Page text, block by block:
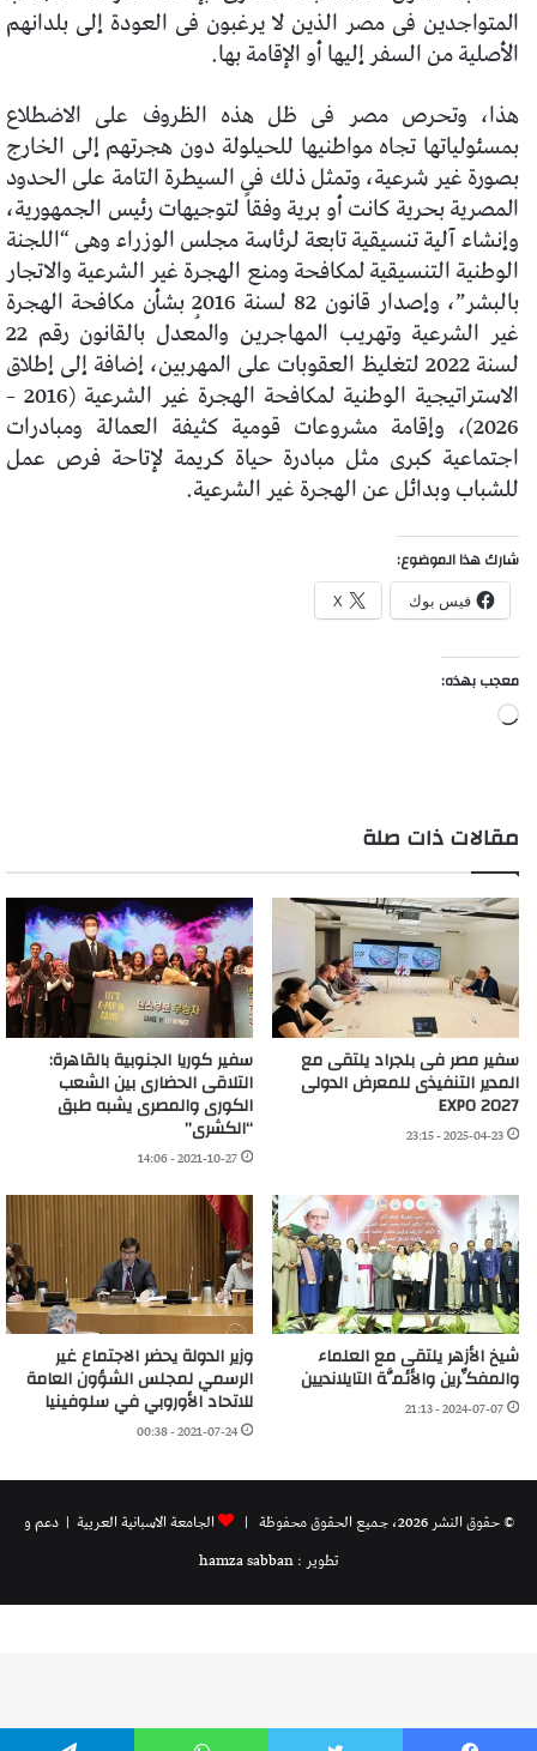
المتواجدين فى مصر الذين لا يرغبون فى العودة إلى بلدانهم
الأصلية من السفر إليها أو الإقامة بها.
هذا، وتحرص مصر فى ظل هذه الظروف على الاضطلاع
بمسئولياتها تجاه مواطنيها للحيلولة دون هجرتهم إلى الخارج
بصورة غير شرعية، وتمثل ذلك فى السيطرة التامة على الحدود
المصرية بحرية كانت أو برية وفقاً لتوجيهات رئيس الجمهورية،
وإنشاء آلية تنسيقية تابعة لرئاسة مجلس الوزراء وهى “اللجنة
الوطنية التنسيقية لمكافحة ومنع الهجرة غير الشرعية والاتجار
بالبشر”، وإصدار قانون 82 لسنة 2016 بشأن مكافحة الهجرة
غير الشرعية وتهريب المهاجرين والمُعدل بالقانون رقم 22
لسنة 2022 لتغليظ العقوبات على المهربين، إضافة إلى إطلاق
الاستراتيجية الوطنية لمكافحة الهجرة غير الشرعية (2016 –
2026)، وإقامة مشروعات قومية كثيفة العمالة ومبادرات
اجتماعية كبرى مثل مبادرة حياة كريمة لإتاحة فرص عمل
للشباب وبدائل عن الهجرة غير الشرعية.
شارك هذا الموضوع:
فيس بوك X
معجب بهذه:
جاري
مقالات ذات صلة
سفير مصر فى بلجراد يلتقى مع
المدير التنفيذى للمعرض الدولى
EXPO 2027
2025-04-23 - 23:15
سفير كوريا الجنوبية بالقاهرة:
التلاقى الحضارى بين الشعب
الكورى والمصرى يشبه طبق
“الكشرى”
2021-10-27 - 14:06
شيخ الأزهر يلتقى مع العلماء
والمفكِّرين والأئمَّة التايلانديين
2024-07-07 - 21:13
وزير الدولة يحضر الاجتماع غير
الرسمي لمجلس الشؤون العامة
للاتحاد الأوروبي في سلوفينيا
2021-07-24 - 00:38
© حقوق النشر 2026، جميع الحقوق محفوظة | الجامعة الاسبانية العريية | دعم و
تطوير : hamza sabban